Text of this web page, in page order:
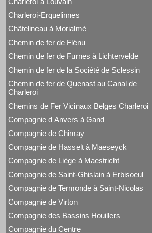
Série 29
Série 73
Série 82
Voyageurs
Tout CERTUS
Class 66
DE 18
Série 27
Série 77
Tout Charleroi à Louvain
23 à 25
50 à 53
60 à 61
62 à 63
94 à 95
Charleroi-Erquelinnes
Tout Charleroi-Erquelinnes
David Joy
Saint-Léonard
Varsovie-Vienne
Châtelineau à Morialmé
Tout Châtelineau à Morialmé
42 à 44
Chemin de fer de Flénu
Tout Chemin de fer de Flénu
Chemin de fer de Flénu
Chemin de fer de Furnes à Lichtervelde
Tout Chemin de fer de Furnes à Lichtervelde
Saint-Léonard
Chemin de fer de la Société de Sclessin
Tout Chemin de fer de la Société de Sclessin
Saint-Léonard
Chemin de fer de Quenast au Canal de
Charleroi
Tout Chemin de fer de Quenast au Canal de
Charleroi
Chemin de fer de Quenast au Canal de Charleroi
Chemins de Fer Vicinaux Belges Charleroi
Tout Chemins de Fer Vicinaux Belges Charleroi
Chemins de Fer Vicinaux Belges Charleroi
Compagnie d Anvers à Gand
Tout Compagnie d Anvers à Gand
3H
4H
5H
De Ridder
Compagnie de Chimay
Tout Compagnie de Chimay
1 à 5 (Ravachol)
51-64 (Revolver)
1 à 5
120 T Nord 2.921 à 2.950
671-676 (Viennoises)
701-710 (Engerth)
711-755 (180 unités)
Engerth
G 71
Train-Tramway
Compagnie de Hasselt à Maeseyck
Tout Compagnie de Hasselt à Maeseyck
Compagnie de Hasselt à Maeseyck
Tubize Type 10
Compagnie de Liège à Maestricht
Tout Compagnie de Liège à Maestricht
Compagnie de Liège à Maestricht
Mammouth Nord-Belge
Train-Tramway
Type 28 EB
Compagnie de Saint-Ghislain à Erbisoeul
Tout Compagnie de Saint-Ghislain à Erbisoeul
Marchandises
Voyageurs
Compagnie de Termonde à Saint-Nicolas
Tout Compagnie de Termonde à Saint-Nicolas
Cockerill
Compagnie de Termonde à Saint-Nicolas
Fox, Walker & Co
Compagnie de Virton
Tout Compagnie de Virton
Compagnie de Virton
Compagnie des Bassins Houillers
Compagnie du Centre